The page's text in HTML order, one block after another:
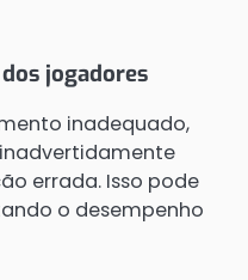
jogadores
inadequado,
errada. Isso pode
o desempenho